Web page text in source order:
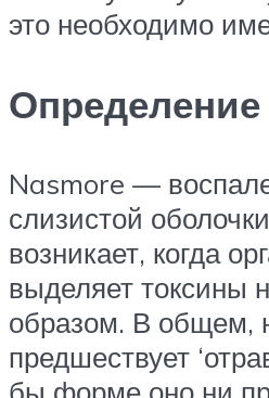
это необходимо
Nasmore —
слизистой
возникает, когда
выделяет токсины
образом. В общем,
предшествует